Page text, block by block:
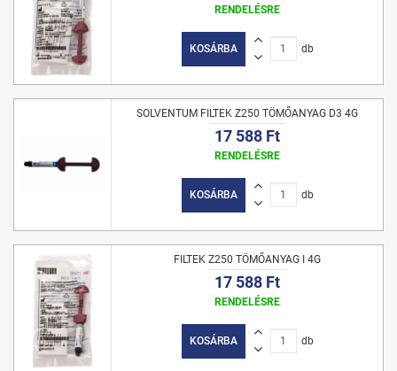
RENDELÉSRE
KOSÁRBA db
SOLVENTUM FILTEK Z250 TÖMŐANYAG D3 4G
17 588 Ft
RENDELÉSRE
KOSÁRBA db
FILTEK Z250 TÖMŐANYAG I 4G
17 588 Ft
RENDELÉSRE
KOSÁRBA db